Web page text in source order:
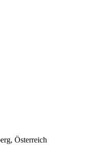
Österreich